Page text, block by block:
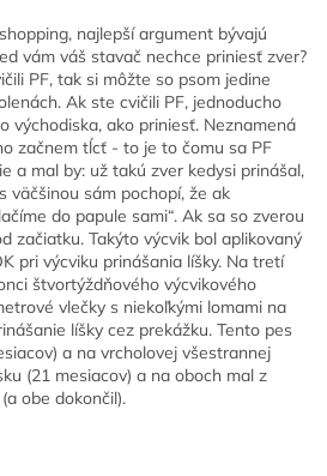
najlepší argument bývajú
vám váš stavač nechce priniesť zver?
PF, tak si môžte so psom jedine
Ak ste cvičili PF, jednoducho
východiska, ako priniesť. Neznamená
začnem tĺcť - to je to čomu sa PF
a mal by: už takú zver kedysi prinášal,
väčšinou sám pochopí, že ak
do papule sami“. Ak sa so zverou
začiatku. Takýto výcvik bol aplikovaný
pri výcviku prinášania líšky. Na tretí
štvortýždňového výcvikového
vlečky s niekoľkými lomami na
líšky cez prekážku. Tento pes
a na vrcholovej všestrannej
(21 mesiacov) a na oboch mal z
obe dokončil).